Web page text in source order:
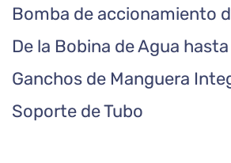
Bomba de accionamiento
De la Bobina de Agua hasta
Ganchos de Manguera
Soporte de Tubo